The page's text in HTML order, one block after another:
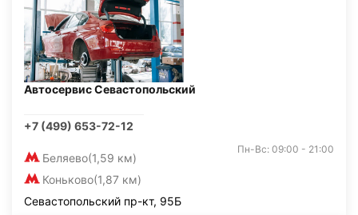
Автосервис Севастопольский
+7 (499) 653-72-12
Беляево(1,59 км)
Коньково(1,87 км)
Пн-Вс: 09:00 - 21:00
Севастопольский пр-кт, 95Б